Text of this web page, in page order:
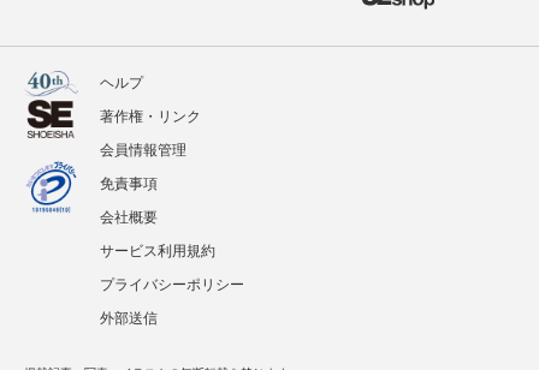
ヘルプ
著作権・リンク
会員情報管理
免責事項
会社概要
サービス利用規約
プライバシーポリシー
外部送信